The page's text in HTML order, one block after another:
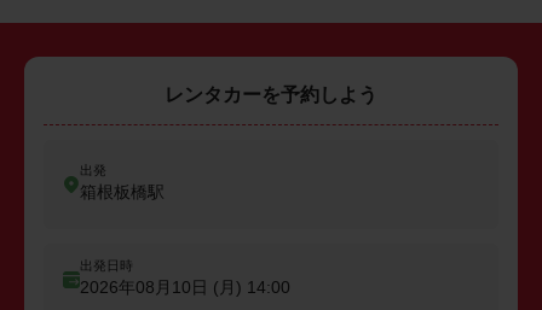
レンタカーを予約しよう
出発
箱根板橋駅
出発日時
2026年08月10日 (月) 14:00